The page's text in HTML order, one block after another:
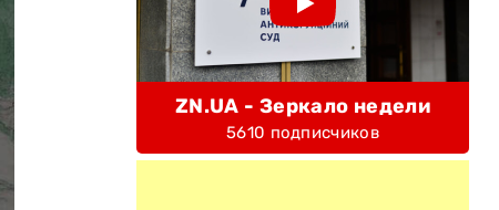
ZN.UA - Зеркало недели
5610 подписчиков